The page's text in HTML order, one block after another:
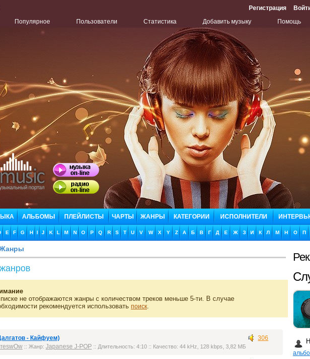
Регистрация
Популярное Пользователи Статистика Добавить музыку Помощь
АЛЬБОМЫ ПЛЕЙЛИСТЫ ЧАРТЫ ЖАНРЫ КАТЕГОРИИ ИСПОЛНИТЕЛИ
E F G H I J K L M N O P Q R S T U V W X Y Z А Б В Г Д Е Ж З И К Л М Н О П
не отображаются жанры с количеством треков меньше 5-ти. В случае
рекомендуется использовать поиск.
306
- Кайфуем)
:: Жанр: Japanese J-POP :: Длительность: 4:10 :: Качество: 44 kHz, 128 kbps, 3,82 МБ